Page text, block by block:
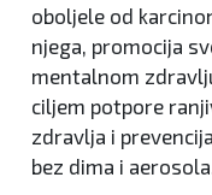
oboljele od
njega, promocija
mentalnom
ciljem potpore
zdravlja i
bez dima i